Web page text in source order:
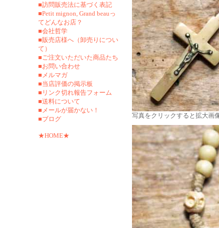
■訪問販売法に基づく表記
■Petit mignon, Grand beauっ
てどんなお店？
■会社哲学
■販売店様へ（卸売りについ
て）
■ご注文いただいた商品たち
■お問い合わせ
■メルマガ
■当店評価の掲示板
■リンク切れ報告フォーム
■送料について
■メールが届かない！
■ブログ
★HOME★
写真をクリックすると拡大画